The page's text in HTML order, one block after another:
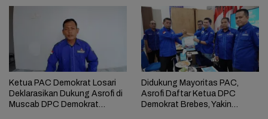
Ketua PAC Demokrat Losari
Deklarasikan Dukung Asrofi di
Muscab DPC Demokrat
Didukung Mayoritas PAC,
Asrofi Daftar Ketua DPC
Demokrat Brebes, Yakin